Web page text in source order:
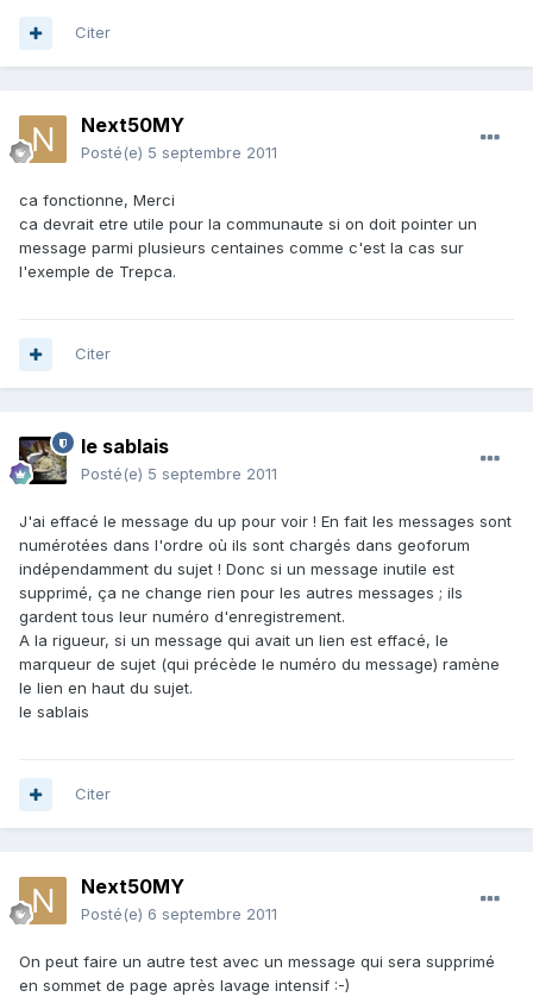
Citer
Next50MY
Posté(e) 5 septembre 2011
ca fonctionne, Merci
ca devrait etre utile pour la communaute si on doit pointer un
message parmi plusieurs centaines comme c'est la cas sur
l'exemple de Trepca.
Citer
le sablais
Posté(e) 5 septembre 2011
J'ai effacé le message du up pour voir ! En fait les messages sont
numérotées dans l'ordre où ils sont chargés dans geoforum
indépendamment du sujet ! Donc si un message inutile est
supprimé, ça ne change rien pour les autres messages ; ils
gardent tous leur numéro d'enregistrement.
A la rigueur, si un message qui avait un lien est effacé, le
marqueur de sujet (qui précède le numéro du message) ramène
le lien en haut du sujet.
le sablais
Citer
Next50MY
Posté(e) 6 septembre 2011
On peut faire un autre test avec un message qui sera supprimé
en sommet de page après lavage intensif :-)